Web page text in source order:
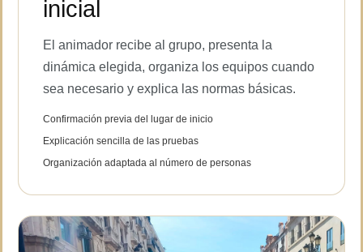
inicial
El animador recibe al grupo, presenta la
dinámica elegida, organiza los equipos cuando
sea necesario y explica las normas básicas.
Confirmación previa del lugar de inicio
Explicación sencilla de las pruebas
Organización adaptada al número de personas